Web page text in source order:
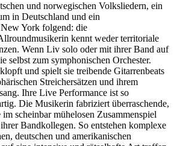
und norwegischen Volksliedern, ein
in Deutschland und ein
York folgend: die
kennt weder territoriale
Wenn Liv solo oder mit ihrer Band auf
selbst zum symphonischen Orchester.
und spielt sie treibende Gitarrenbeats
Streichersätzen und ihrem
Ihre Live Performance ist so
Die Musikerin fabriziert überraschende,
scheinbar mühelosen Zusammenspiel
Bandkollegen. So entstehen komplexe
deutschen und amerikanischen